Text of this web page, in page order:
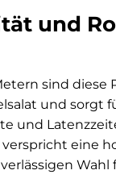
und
sind
und sorgt
und
verspricht eine